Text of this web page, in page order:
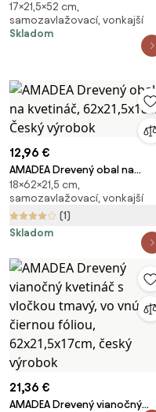
hrantíkom so srdcom biely,
52x21,5x17cm Český výrobok
17×21,5×52 cm,
samozavlažovací, vonkajší
Skladom
12,96 €
AMADEA Drevený obal na
kvetináč, 62x21,5x18cm Český
výrobok
18×62×21,5 cm,
samozavlažovací, vonkajší
(1)
Skladom
21,36 €
AMADEA Drevený vianočný